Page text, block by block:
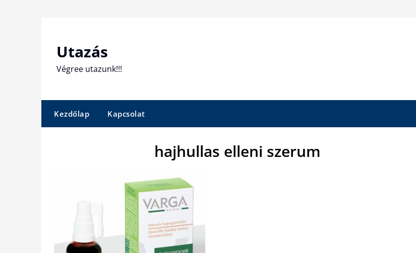
Utazás
Végree utazunk!!!
Kezdőlap Kapcsolat
hajhullas elleni szerum